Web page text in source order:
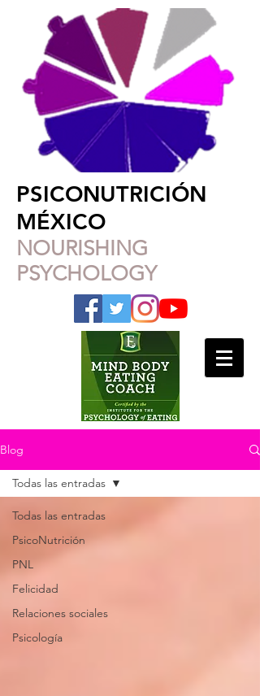
PSICONUTRICIÓN
MÉXICO
NOURISHING
PSYCHOLOGY
Blog
Todas las entradas
PsicoNutrición
PNL
Felicidad
Relaciones sociales
Psicología
Todas las entradas